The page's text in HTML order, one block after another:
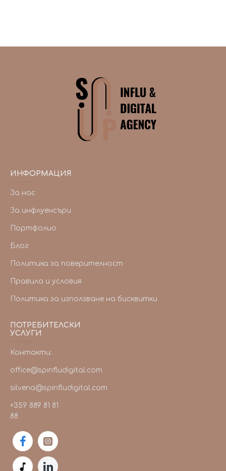
ИНФОРМАЦИЯ
За нас
За инфлуенсъри
Портфолио
Блог
Политика за поверителност
Правила и условия
Политика за използване на бисквитки
ПОТРЕБИТЕЛСКИ
УСЛУГИ
Контакти:
office@spinfludigital.com
silvena@spinfludigital.com
+359 889 81 81
88